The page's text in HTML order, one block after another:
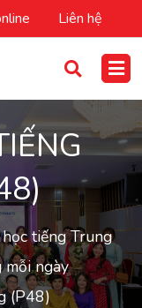
Liên hệ
tiếng Trung
ngày
(P48)